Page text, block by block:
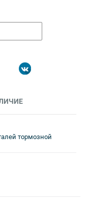
тормозной